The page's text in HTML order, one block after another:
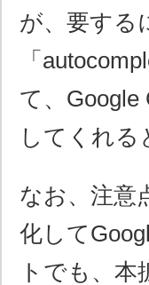
が、要する
「
て、
してくれる
なお、注意
化して
トでも、